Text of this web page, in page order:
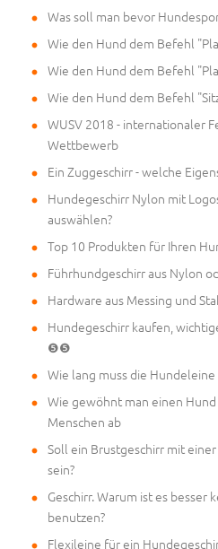
Was soll man bevor
Wie den Hund dem Befehl
Wie den Hund dem Befehl
Wie den Hund dem Befehl
WUSV 2018 - internationaler
Wettbewerb
Ein Zuggeschirr - welche
Hundegeschirr Nylon mit
auswählen?
Top 10 Produkten für Ihren
Führhundgeschirr aus Nylon
Hardware aus Messing und
Hundegeschirr kaufen,
❺❺
Wie lang muss die Hundeleine
Wie gewöhnt man einen
Menschen ab
Soll ein Brustgeschirr mit
sein?
Geschirr. Warum ist es besser
benutzen?
Flexileine für ein